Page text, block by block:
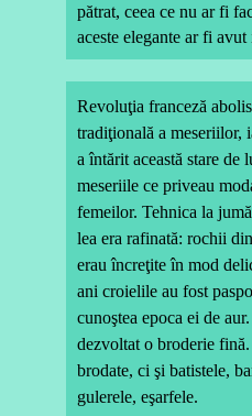
pătrat, ceea ce nu ar fi
aceste elegante ar fi avut
Revoluţia franceză
tradiţională a meseriilor,
a întărit această stare de
meseriile ce priveau
femeilor. Tehnica la
lea era rafinată: rochii
erau încreţite în mod
ani croielile au fost
cunoştea epoca ei de
dezvoltat o broderie
brodate, ci şi batistele,
gulerele, eşarfele.